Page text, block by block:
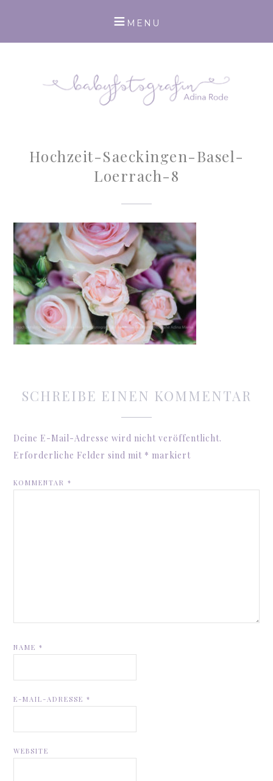
Hochzeit-Saeckingen-Basel-
Loerrach-8
SCHREIBE EINEN KOMMENTAR
Deine E-Mail-Adresse wird nicht veröffentlicht.
Erforderliche Felder sind mit * markiert
KOMMENTAR*
NAME*
E-MAIL-ADRESSE*
WEBSITE